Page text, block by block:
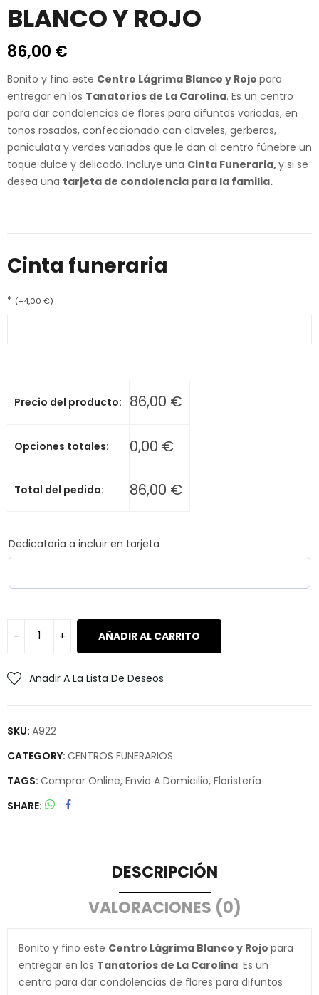
BLANCO Y ROJO
86,00 €
Bonito y fino este Centro Lágrima Blanco y Rojo para
entregar en los Tanatorios de La Carolina. Es un centro
para dar condolencias de flores para difuntos variadas, en
tonos rosados, confeccionado con claveles, gerberas,
paniculata y verdes variados que le dan al centro fúnebre un
toque dulce y delicado. Incluye una Cinta Funeraria,y si se
desea una tarjeta de condolencia para la familia.
Cinta funeraria
* (+4,00 €)
Precio del producto: 86,00 €
Opciones totales: 0,00 €
Total del pedido: 86,00 €
Dedicatoria a incluir en tarjeta
AÑADIR AL CARRITO
Añadir A La Lista De Deseos
SKU: A922
CATEGORY: CENTROS FUNERARIOS
TAGS: Comprar Online, Envio A Domicilio, Floristería
SHARE
DESCRIPCIÓN
VALORACIONES (0)
Bonito y fino este Centro Lágrima Blanco y Rojo para
entregar en los Tanatorios de La Carolina. Es un
centro para dar condolencias de flores para difuntos